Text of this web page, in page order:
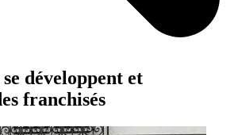
se développent et
franchisés